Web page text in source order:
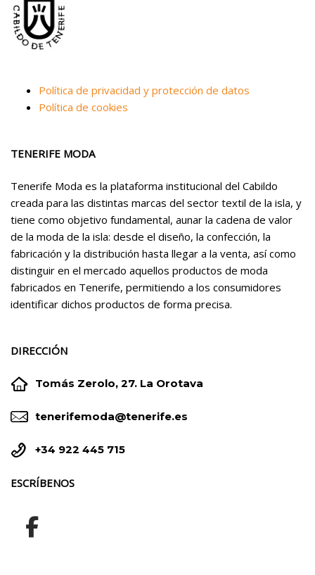
Política de privacidad y protección de datos
Política de cookies
TENERIFE MODA
Tenerife Moda es la plataforma institucional del Cabildo
creada para las distintas marcas del sector textil de la isla, y
tiene como objetivo fundamental, aunar la cadena de valor
de la moda de la isla: desde el diseño, la confección, la
fabricación y la distribución hasta llegar a la venta, así como
distinguir en el mercado aquellos productos de moda
fabricados en Tenerife, permitiendo a los consumidores
identificar dichos productos de forma precisa.
DIRECCIÓN

 Tomás Zerolo, 27. La Orotava

 tenerifemoda@tenerife.es

 +34 922 445 715
ESCRÍBENOS